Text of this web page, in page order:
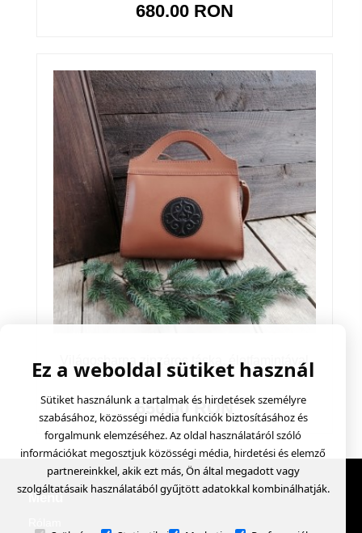
680.00 RON
Világosbarna zipzáros táska, életfamintával
650.00 RON
Menü
Ez a weboldal sütiket használ
Sütiket használunk a tartalmak és hirdetések személyre
szabásához, közösségi média funkciók biztosításához és
forgalmunk elemzéséhez. Az oldal használatáról szóló
információkat megosztjuk közösségi média, hirdetési és elemző
partnereinkkel, akik ezt más, Ön által megadott vagy
szolgáltatásaik használatából gyűjtött adatokkal kombinálhatják.